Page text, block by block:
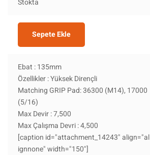
Stokta
Sepete Ekle
Ebat : 135mm
Özellikler : Yüksek Dirençli
Matching GRIP Pad: 36300 (M14), 17000
(5/16)
Max Devir : 7,500
Max Çalışma Devri : 4,500
[caption id="attachment_14243" align="al
ignnone" width="150"]